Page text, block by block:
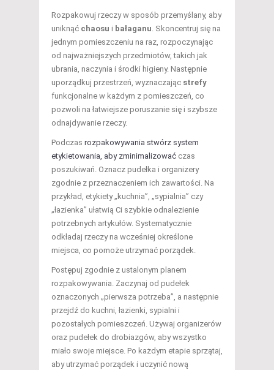
Rozpakowuj rzeczy w sposób przemyślany, aby
uniknąć chaosu i bałaganu. Skoncentruj się na
jednym pomieszczeniu na raz, rozpoczynając
od najważniejszych przedmiotów, takich jak
ubrania, naczynia i środki higieny. Następnie
uporządkuj przestrzeń, wyznaczając strefy
funkcjonalne w każdym z pomieszczeń, co
pozwoli na łatwiejsze poruszanie się i szybsze
odnajdywanie rzeczy.
Podczas rozpakowywania stwórz system
etykietowania, aby zminimalizować czas
poszukiwań. Oznacz pudełka i organizery
zgodnie z przeznaczeniem ich zawartości. Na
przykład, etykiety „kuchnia”, „sypialnia” czy
„łazienka” ułatwią Ci szybkie odnalezienie
potrzebnych artykułów. Systematycznie
odkładaj rzeczy na wcześniej określone
miejsca, co pomoże utrzymać porządek.
Postępuj zgodnie z ustalonym planem
rozpakowywania. Zaczynaj od pudełek
oznaczonych „pierwsza potrzeba”, a następnie
przejdź do kuchni, łazienki, sypialni i
pozostałych pomieszczeń. Używaj organizerów
oraz pudełek do drobiazgów, aby wszystko
miało swoje miejsce. Po każdym etapie sprzątaj,
aby utrzymać porządek i uczynić nową